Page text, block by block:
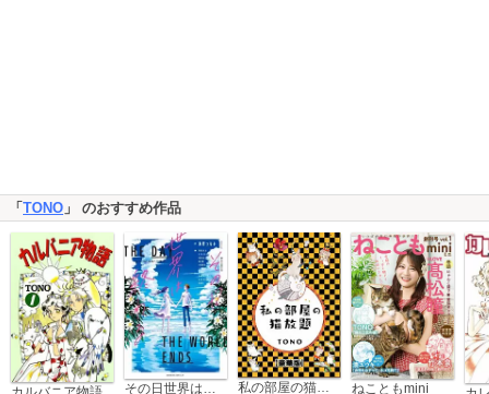
「 TONO 」 のおすすめ作品
その日世界は終わる【電子オリジナル特典付き】 私の部屋の猫放題【豪華版】 ねこともmini